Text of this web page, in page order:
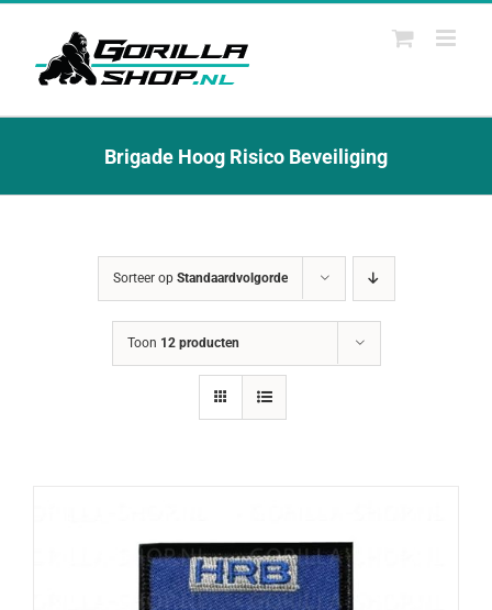
Ga
Brigade Hoog Risico Beveiliging
Sorteer op Standaardvolgorde
Toon 12 producten